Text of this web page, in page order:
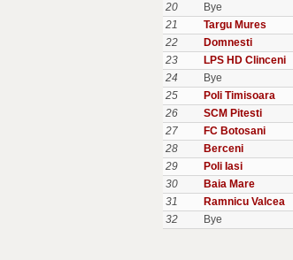
20
Bye
21
Targu Mures
22
Domnesti
23
LPS HD Clinceni
24
Bye
25
Poli Timisoara
26
SCM Pitesti
27
FC Botosani
28
Berceni
29
Poli Iasi
30
Baia Mare
31
Ramnicu Valcea
32
Bye